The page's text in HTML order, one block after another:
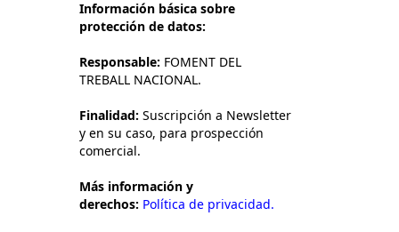
Información básica sobre
protección de datos:
Responsable: FOMENT DEL
TREBALL NACIONAL.
Finalidad: Suscripción a Newsletter
y en su caso, para prospección
comercial.
Más información y
derechos: Política de privacidad.